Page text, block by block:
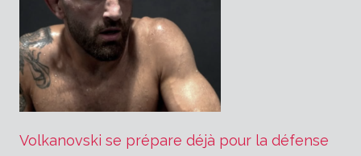
Volkanovski se prépare déjà pour la défense